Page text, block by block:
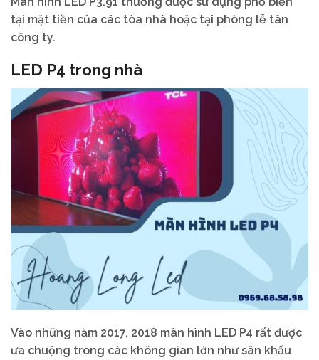
tại mặt tiền của các tòa nhà hoặc tại phòng lễ tân
công ty.
LED P4 trong nhà
Vào những năm 2017, 2018 màn hình LED P4 rất được
ưa chuộng trong các không gian lớn như sân khấu